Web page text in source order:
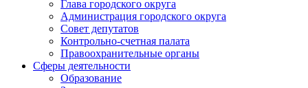
Глава городского округа
Администрация городcкого округа
Совет депутатов
Контрольно-счетная палата
Правоохранительные органы
Сферы деятельности
Образование